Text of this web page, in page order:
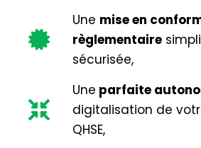
Une mise en
règlementaire
sécurisée,
Une parfaite
digitalisation de
QHSE,